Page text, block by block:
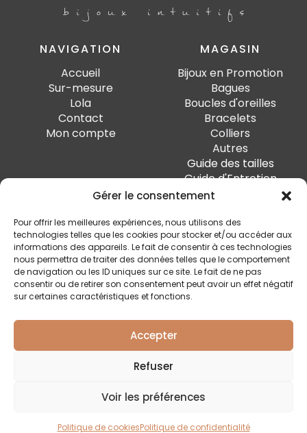
Gérer le consentement
Pour offrir les meilleures expériences, nous utilisons des
technologies telles que les cookies pour stocker et/ou accéder aux
informations des appareils. Le fait de consentir à ces technologies
nous permettra de traiter des données telles que le comportement
de navigation ou les ID uniques sur ce site. Le fait de ne pas
consentir ou de retirer son consentement peut avoir un effet négatif
sur certaines caractéristiques et fonctions.
Accepter
Refuser
Voir les préférences
Politique de cookiesPolitique de confidentialité
NAVIGATION
Accueil
Sur-mesure
Lola
Contact
Mon compte
MAGASIN
Bijoux en Promotion
Bagues
Boucles d'oreilles
Bracelets
Colliers
Autres
Guide des tailles
Guide d'Entretien
SUIVEZ-MOI
Quai Marcellis 10, 4020 Liège - BE0 794.477.312
Politique de confidentialité